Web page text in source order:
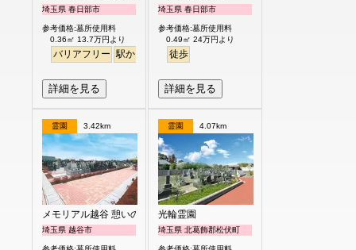
埼玉県 春日部市
参考価格:墓所使用料
0.36㎡ 13.7万円より
バリアフリー 駅から徒歩 ペット
詳細を見る
埼玉県 春日部市
参考価格:墓所使用料
0.49㎡ 24万円より
徒歩
詳細を見る
霊園 3.42km
メモリアル越谷 憩いの郷
埼玉県 越谷市
霊園 4.07km
光輪霊園
埼玉県 北葛飾郡松伏町